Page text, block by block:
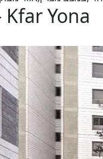
Yona